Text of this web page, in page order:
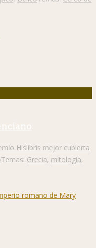
Hislibris mejor cubierta
Temas: Grecia, mitología,